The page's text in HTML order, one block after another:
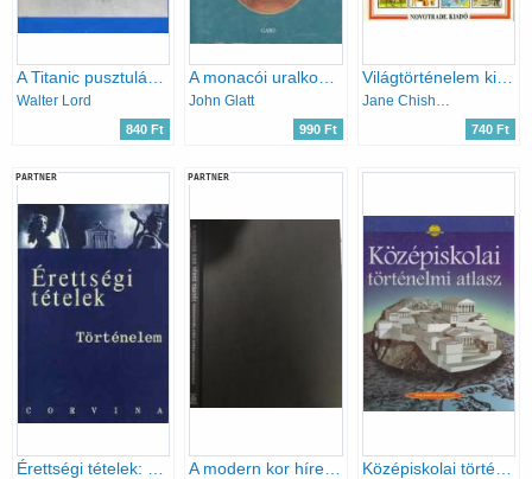
Walter Lord
840 Ft
John Glatt
990 Ft
Világtörténelem kicsiknek és nagyoknak
Jane Chisholm
740 Ft
PARTNER PARTNER
Középiskolai történelmi atlasz